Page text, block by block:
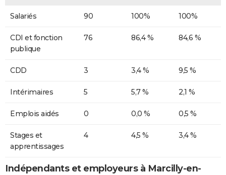
Salariés 90 100% 100%
CDI et fonction
publique
76 86,4 % 84,6 %
CDD 3 3,4 % 9,5 %
Intérimaires 5 5,7 % 2,1 %
Emplois aidés 0 0,0 % 0,5 %
Stages et
apprentissages
4 4,5 % 3,4 %
Indépendants et employeurs à Marcilly-en-